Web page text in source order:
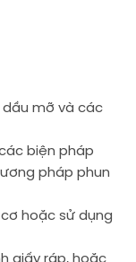
dầu mỡ và các
biện pháp
pháp phun
hoặc sử dụng